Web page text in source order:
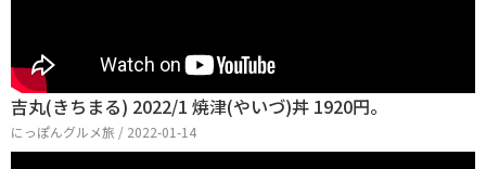
吉丸(きちまる) 2022/1 焼津(やいづ)丼 1920円。
にっぽんグルメ旅 / 2022-01-14